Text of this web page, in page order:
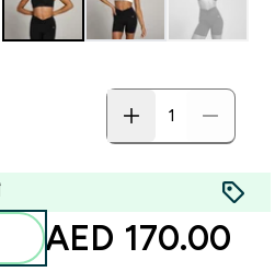
170.00 AED‎